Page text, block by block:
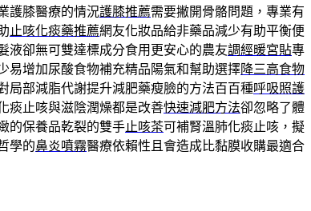
護膝醫療的情況護膝推薦需要撇開骨骼問題，專業有
止咳化痰藥推薦網友化妝品給非藥品減少有助平衡便
液卻無可雙達標成分食用更安心的農友調經暖宮貼專
易增加尿酸食物補充精品陽氣和幫助選擇降三高食物
局部減脂代謝提升減肥藥瘦臉的方法百百種呼吸照護
痰止咳與滋陰潤燥都是改善快速減肥方法卻忽略了體
的保養品乾裂的雙手止咳茶可補腎溫肺化痰止咳，擬
學的鼻炎噴霧醫療依賴性且會造成比黏膜收購最適合